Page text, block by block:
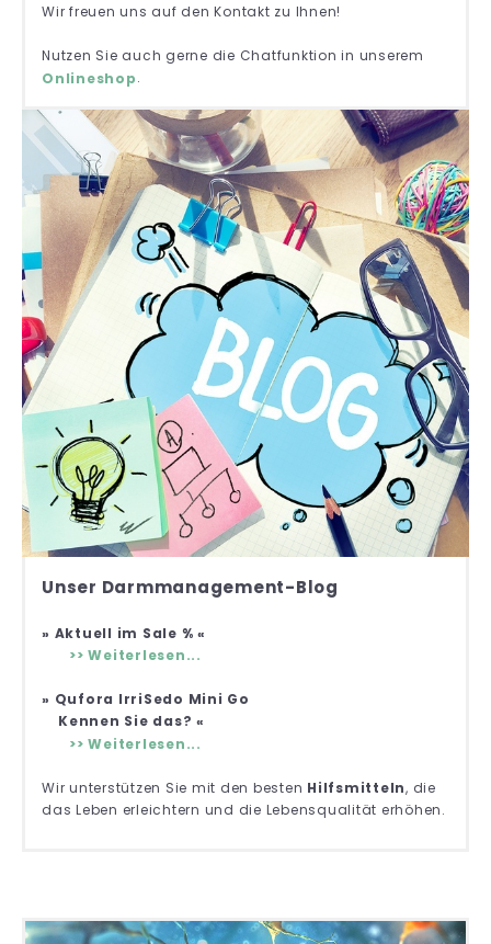
Wir freuen uns auf den Kontakt zu Ihnen!
Nutzen Sie auch gerne die Chatfunktion in unserem
Onlineshop.
Unser Darmmanagement-Blog
» Aktuell im Sale % «
>> Weiterlesen...
» Qufora IrriSedo Mini Go
Kennen Sie das? «
>> Weiterlesen...
Wir unterstützen Sie mit den besten Hilfsmitteln, die
das Leben erleichtern und die Lebensqualität erhöhen.